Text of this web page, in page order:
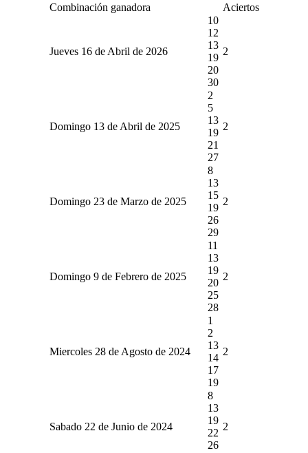
Combinación ganadora Aciertos
Jueves 16 de Abril de 2026
10
12
13
19
20
30
2
Domingo 13 de Abril de 2025
2
5
13
19
21
27
2
Domingo 23 de Marzo de 2025
8
13
15
19
26
29
2
Domingo 9 de Febrero de 2025
11
13
19
20
25
28
2
Miercoles 28 de Agosto de 2024
1
2
13
14
17
19
2
Sabado 22 de Junio de 2024
8
13
19
22
26
2